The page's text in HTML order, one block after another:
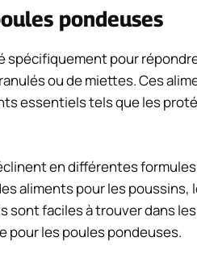
pondeuses
spécifiquement pour
ou de miettes. Ces
essentiels tels que les
en différentes
aliments pour les poussins,
sont faciles à trouver dans
pour les poules pondeuses.